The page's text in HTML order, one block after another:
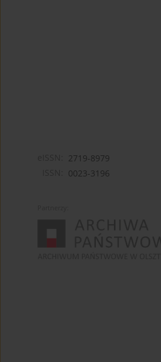
2719-8979
0023-3196